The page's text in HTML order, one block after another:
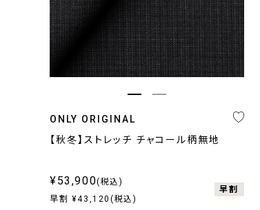
ONLY ORIGINAL
【秋冬】ストレッチ チャコール柄無地
¥53,900(税込)
早割 ¥43,120(税込)
早割